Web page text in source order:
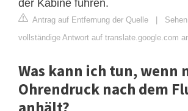
der Kabine führen.
Antrag auf Entfernung der Quelle |
vollständige Antwort auf translate.google.com
Was kann ich tun, wenn
Ohrendruck nach dem
anhält?